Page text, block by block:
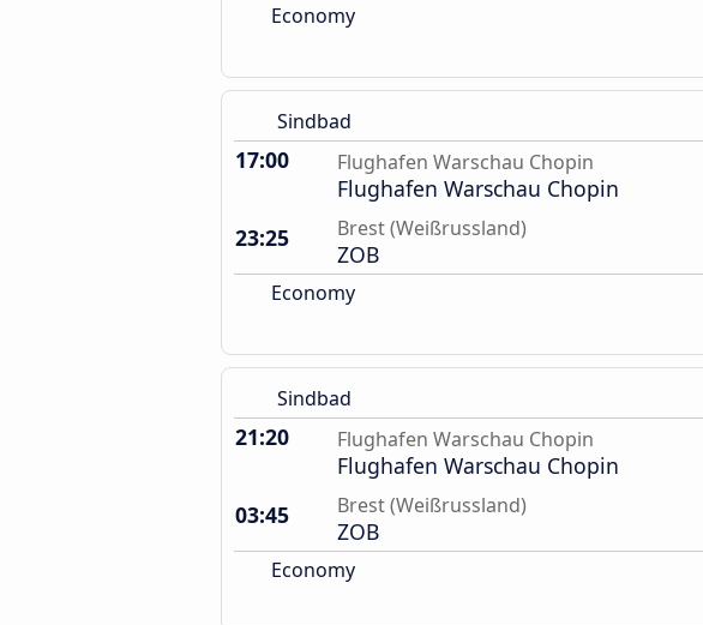
Economy
Sindbad
17:00 Flughafen Warschau Chopin
Flughafen Warschau Chopin
23:25
Brest (Weißrussland)
ZOB
Economy
Sindbad
21:20 Flughafen Warschau Chopin
Flughafen Warschau Chopin
03:45
Brest (Weißrussland)
ZOB
Economy